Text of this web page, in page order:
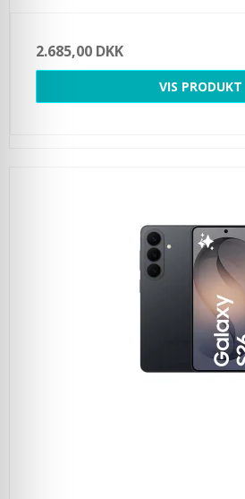
2.685,00 DKK
VIS PRODUKT